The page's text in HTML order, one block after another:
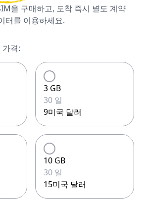
을 구매하고, 도착 즉시 별도 계약
터를 이용하세요.
격:
3 GB
30 일
9미국 달러
10 GB
30 일
15미국 달러